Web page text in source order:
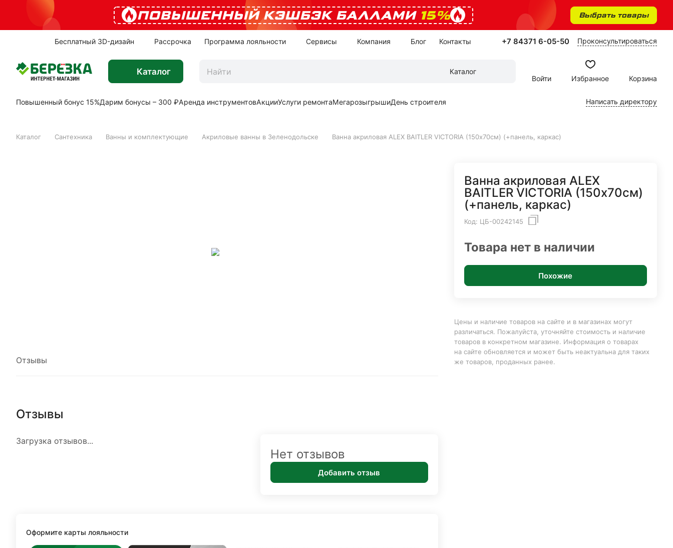
ПОВЫШЕННЫЙ КЭШБЭК БАЛЛАМИ 15% Выбрать товары
Бесплатный 3D-дизайн Рассрочка Программа лояльности Сервисы Компания Блог Контакты +7 84371 6-05-50 Проконсультироваться
Каталог
Каталог
Войти
Избранное Корзина
Повышенный бонус 15%Дарим бонусы – 300 ₽Аренда инструментовАкцииУслуги ремонтаМегарозыгрышиДень строителя Написать директору
Каталог Сантехника Ванны и комплектующие Акриловые ванны в Зеленодольске Ванна акриловая ALEX BAITLER VICTORIA (150х70см) (+панель, каркас)
Отзывы
Отзывы
Загрузка отзывов...
Нет отзывов
Добавить отзыв
Оформите карты лояльности
Ванна акриловая ALEX
BAITLER VICTORIA (150х70см)
(+панель, каркас)
Код: ЦБ-00242145
Товара нет в наличии
Похожие
Цены и наличие товаров на сайте и в магазинах могут
различаться. Пожалуйста, уточняйте стоимость и наличие
товаров в конкретном магазине. Информация о товарах
на сайте обновляется и может быть неактуальна для таких
же товаров, проданных ранее.